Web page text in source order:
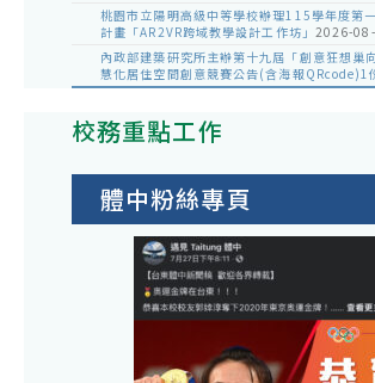
桃園市立陽明高級中等學校辦理115學年度第
計畫「AR2VR跨域教學設計工作坊」 2026-
內政部建築研究所主辦第十九屆「創意狂想巢
慧化居住空間創意競賽公告(含海報QRcode)1
校務重點工作
體中粉絲專頁